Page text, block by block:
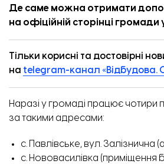
Де саме можна отримати
на офіційній сторінці громади
Тільки корисні та достовірні
на telegram-канал «Відбудова.
Наразі у громаді працює чотири
за такими адресами:
с. Павлівське, вул. Залізнична
с. Нововасилівка (приміщення